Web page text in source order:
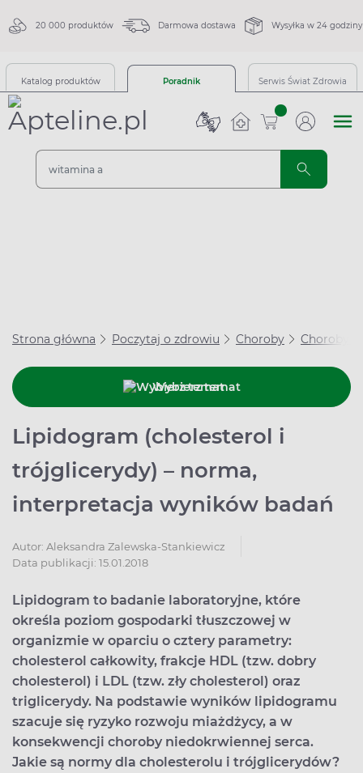
20 000 produktów Darmowa dostawa Wysyłka w 24 godziny
Katalog produktów Poradnik Serwis Świat Zdrowia
sztuk
Strona główna Poczytaj o zdrowiu Choroby Choroby
Wybierz temat
Lipidogram (cholesterol i
trójglicerydy) – norma,
interpretacja wyników badań
Autor: Aleksandra Zalewska-Stankiewicz
Data publikacji: 15.01.2018
Lipidogram to badanie laboratoryjne, które
określa poziom gospodarki tłuszczowej w
organizmie w oparciu o cztery parametry:
cholesterol całkowity, frakcje HDL (tzw. dobry
cholesterol) i LDL (tzw. zły cholesterol) oraz
triglicerydy. Na podstawie wyników lipidogramu
szacuje się ryzyko rozwoju miażdżycy, a w
konsekwencji choroby niedokrwiennej serca.
Jakie są normy dla cholesterolu i trójglicerydów?